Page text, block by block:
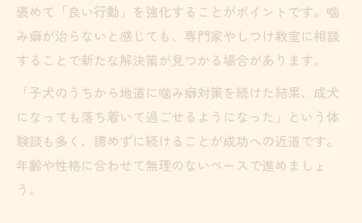
褒めて「良い行動」を強化することがポイントです。噛
み癖が治らないと感じても、専門家やしつけ教室に相談
することで新たな解決策が見つかる場合があります。
「子犬のうちから地道に噛み癖対策を続けた結果、成犬
になっても落ち着いて過ごせるようになった」という体
験談も多く、諦めずに続けることが成功への近道です。
年齢や性格に合わせて無理のないペースで進めましょ
う。